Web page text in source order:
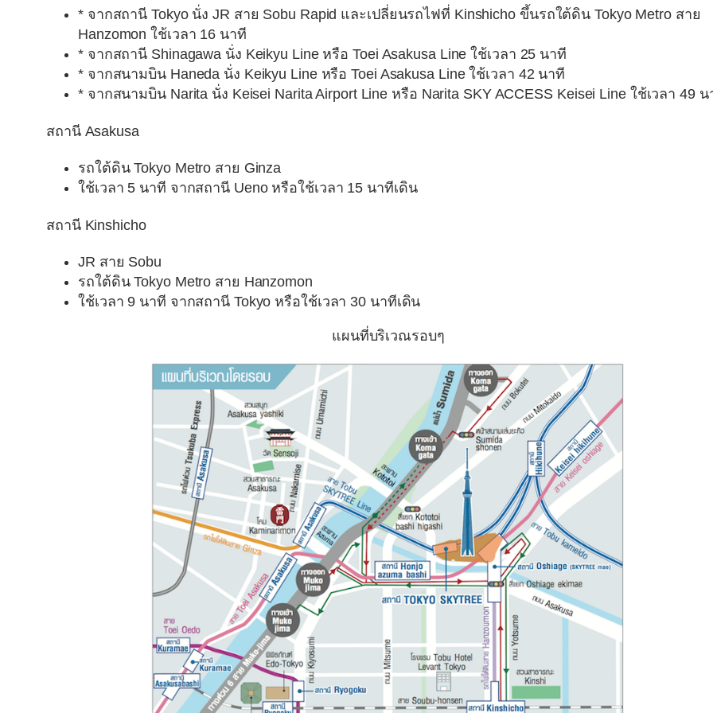
* จากสถานี Tokyo นั่ง JR สาย Sobu Rapid และเปลี่ยนรถไฟที่ Kinshicho ขึ้นรถใต้ดิน Tokyo Metro สาย
Hanzomon ใช้เวลา 16 นาที
* จากสถานี Shinagawa นั่ง Keikyu Line หรือ Toei Asakusa Line ใช้เวลา 25 นาที
* จากสนามบิน Haneda นั่ง Keikyu Line หรือ Toei Asakusa Line ใช้เวลา 42 นาที
* จากสนามบิน Narita นั่ง Keisei Narita Airport Line หรือ Narita SKY ACCESS Keisei Line ใช้เวลา 49 น
สถานี Asakusa
รถใต้ดิน Tokyo Metro สาย Ginza
ใช้เวลา 5 นาที จากสถานี Ueno หรือใช้เวลา 15 นาทีเดิน
สถานี Kinshicho
JR สาย Sobu
รถใต้ดิน Tokyo Metro สาย Hanzomon
ใช้เวลา 9 นาที จากสถานี Tokyo หรือใช้เวลา 30 นาทีเดิน
แผนที่บริเวณรอบๆ